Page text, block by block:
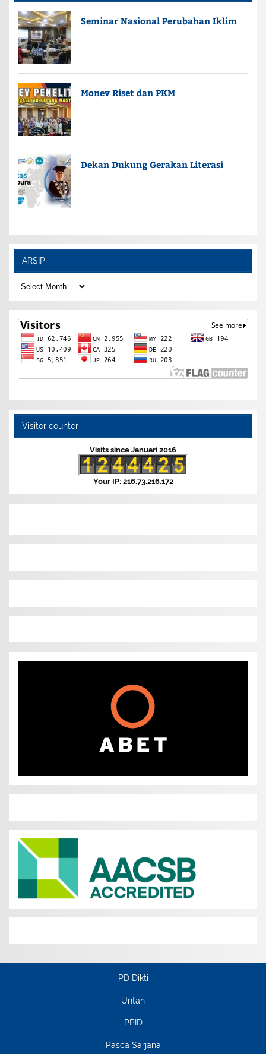
Seminar Nasional Perubahan Iklim
Monev Riset dan PKM
Dekan Dukung Gerakan Literasi
ARSIP
ARSIP
Visitor counter
Visits since Januari 2016
Your IP: 216.73.216.172
PD Dikti
Untan
PPID
Pasca Sarjana